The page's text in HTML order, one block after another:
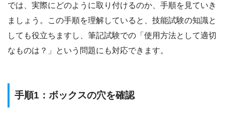
では、実際にどのように取り付けるのか、手順を見ていき
ましょう。この手順を理解していると、技能試験の知識と
しても役立ちますし、筆記試験での「使用方法として適切
なものは？」という問題にも対応できます。
手順1：ボックスの穴を確認